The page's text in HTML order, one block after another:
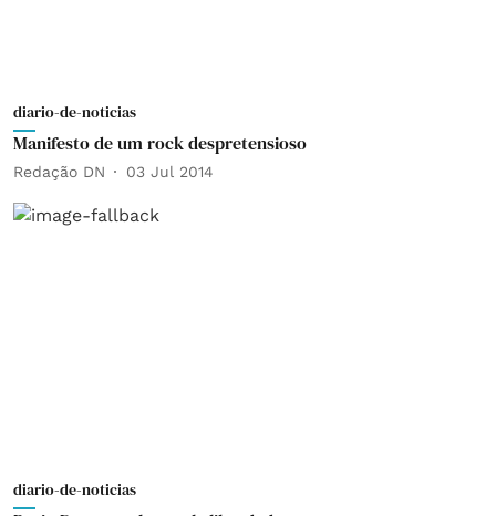
diario-de-noticias
Manifesto de um rock despretensioso
Redação DN 03 Jul 2014
diario-de-noticias